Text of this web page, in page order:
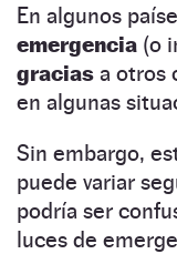
En algunos
emergencia (o
gracias a otros
en algunas
Sin embargo,
puede variar
podría ser
luces de